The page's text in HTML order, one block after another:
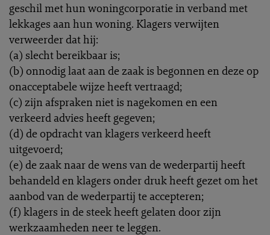
geschil met hun woningcorporatie in verband met
lekkages aan hun woning. Klagers verwijten
verweerder dat hij:
(a) slecht bereikbaar is;
(b) onnodig laat aan de zaak is begonnen en deze op
onacceptabele wijze heeft vertraagd;
(c) zijn afspraken niet is nagekomen en een
verkeerd advies heeft gegeven;
(d) de opdracht van klagers verkeerd heeft
uitgevoerd;
(e) de zaak naar de wens van de wederpartij heeft
behandeld en klagers onder druk heeft gezet om het
aanbod van de wederpartij te accepteren;
(f) klagers in de steek heeft gelaten door zijn
werkzaamheden neer te leggen.